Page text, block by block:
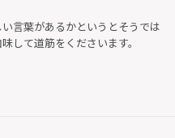
言葉があるかというとそうでは
して道筋をくださいます。